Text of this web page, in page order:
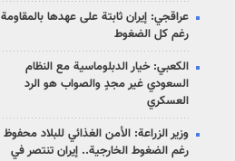
عراقجي: إيران ثابتة على عهدها بالمقاومة
رغم كل الضغوط
الكعبي: خيار الدبلوماسية مع النظام
السعودي غير مجدٍ والصواب هو الرد
العسكري
وزير الزراعة: الأمن الغذائي للبلاد محفوظ
رغم الضغوط الخارجية.. إيران تنتصر في